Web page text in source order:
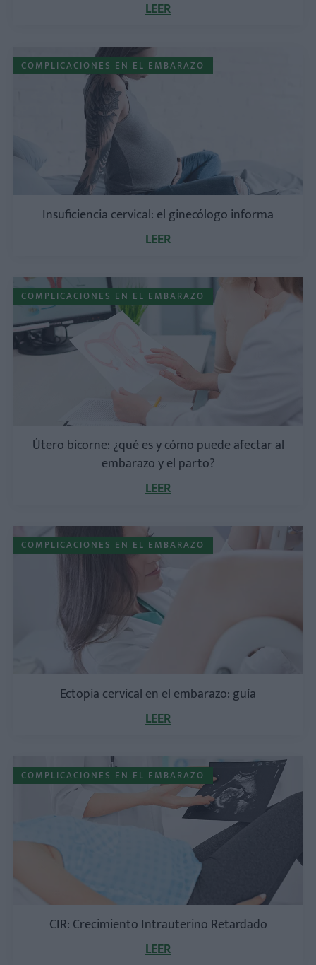
LEER
COMPLICACIONES EN EL EMBARAZO
Insuficiencia cervical: el ginecólogo informa
LEER
COMPLICACIONES EN EL EMBARAZO
Útero bicorne: ¿qué es y cómo puede afectar al
embarazo y el parto?
LEER
COMPLICACIONES EN EL EMBARAZO
Ectopia cervical en el embarazo: guía
LEER
COMPLICACIONES EN EL EMBARAZO
CIR: Crecimiento Intrauterino Retardado
LEER